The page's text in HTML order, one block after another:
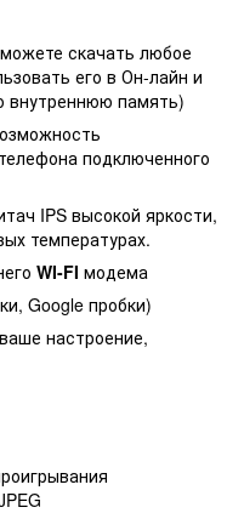
скачать любое
его в Он-лайн и
внутреннюю память)
подключенного
IPS высокой яркости,
температурах.
WI-FI модема
Google пробки)
настроение,